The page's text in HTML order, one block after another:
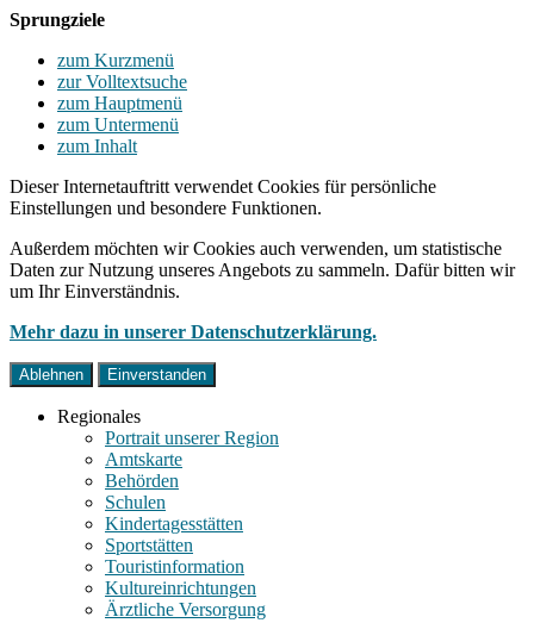
Sprungziele
zum Kurzmenü
zur Volltextsuche
zum Hauptmenü
zum Untermenü
zum Inhalt
Dieser Internetauftritt verwendet Cookies für persönliche
Einstellungen und besondere Funktionen.
Außerdem möchten wir Cookies auch verwenden, um statistische
Daten zur Nutzung unseres Angebots zu sammeln. Dafür bitten wir
um Ihr Einverständnis.
Mehr dazu in unserer Datenschutzerklärung.
Ablehnen Einverstanden
Regionales
Portrait unserer Region
Amtskarte
Behörden
Schulen
Kindertagesstätten
Sportstätten
Touristinformation
Kultureinrichtungen
Ärztliche Versorgung